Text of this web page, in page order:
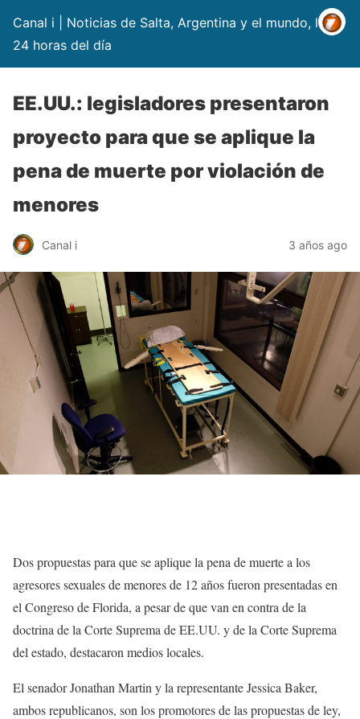
Canal i | Noticias de Salta, Argentina y el mundo, las
24 horas del día
EE.UU.: legisladores presentaron
proyecto para que se aplique la
pena de muerte por violación de
menores
Canal i 3 años ago
Dos propuestas para que se aplique la pena de muerte a los
agresores sexuales de menores de 12 años fueron presentadas en
el Congreso de Florida, a pesar de que van en contra de la
doctrina de la Corte Suprema de EE.UU. y de la Corte Suprema
del estado, destacaron medios locales.
El senador Jonathan Martin y la representante Jessica Baker,
ambos republicanos, son los promotores de las propuestas de ley,